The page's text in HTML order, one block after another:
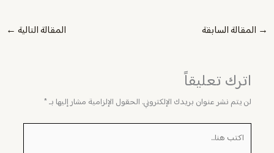
→ المقالة السابقة المقالة التالية ←
اترك تعليقاً
لن يتم نشر عنوان بريدك الإلكتروني. الحقول الإلزامية مشار إليها بـ*